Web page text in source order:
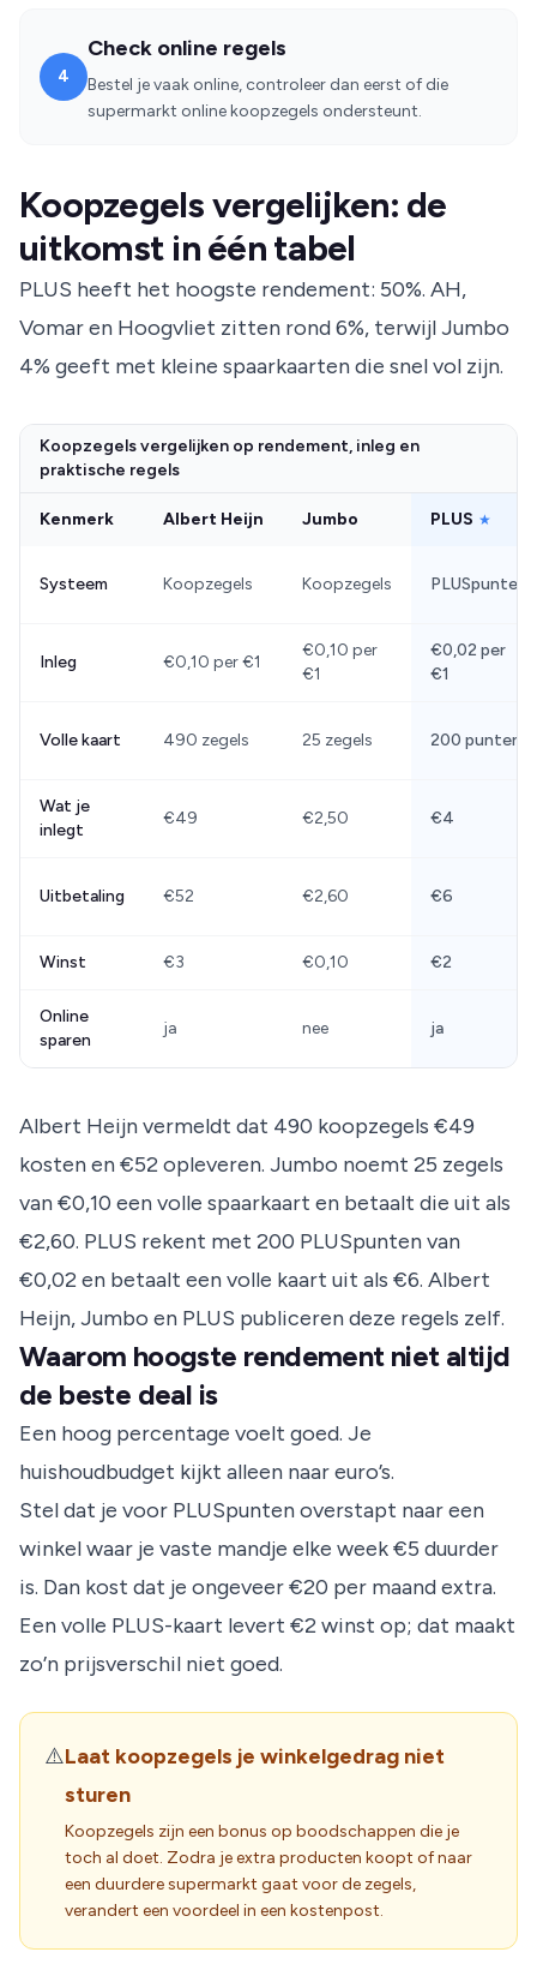
4
Check online regels
Bestel je vaak online, controleer dan eerst of die
supermarkt online koopzegels ondersteunt.
Koopzegels vergelijken: de
uitkomst in één tabel
PLUS heeft het hoogste rendement: 50%. AH,
Vomar en Hoogvliet zitten rond 6%, terwijl Jumbo
4% geeft met kleine spaarkaarten die snel vol zijn.
Koopzegels vergelijken op rendement, inleg en
praktische regels
Kenmerk Albert Heijn Jumbo PLUS ★
Systeem Koopzegels Koopzegels PLUSpunten
Inleg €0,10 per €1
€0,10 per
€1
€0,02 per
€1
Volle kaart 490 zegels 25 zegels 200 punten
Wat je
inlegt
€49 €2,50 €4
Uitbetaling €52 €2,60 €6
Winst €3 €0,10 €2
Online
sparen
ja nee ja
Albert Heijn vermeldt dat 490 koopzegels €49
kosten en €52 opleveren. Jumbo noemt 25 zegels
van €0,10 een volle spaarkaart en betaalt die uit als
€2,60. PLUS rekent met 200 PLUSpunten van
€0,02 en betaalt een volle kaart uit als €6. Albert
Heijn, Jumbo en PLUS publiceren deze regels zelf.
Waarom hoogste rendement niet altijd
de beste deal is
Een hoog percentage voelt goed. Je
huishoudbudget kijkt alleen naar euro’s.
Stel dat je voor PLUSpunten overstapt naar een
winkel waar je vaste mandje elke week €5 duurder
is. Dan kost dat je ongeveer €20 per maand extra.
Een volle PLUS-kaart levert €2 winst op; dat maakt
zo’n prijsverschil niet goed.
⚠️Laat koopzegels je winkelgedrag niet
sturen
Koopzegels zijn een bonus op boodschappen die je
toch al doet. Zodra je extra producten koopt of naar
een duurdere supermarkt gaat voor de zegels,
verandert een voordeel in een kostenpost.